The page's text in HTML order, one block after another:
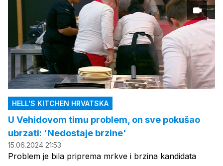
HELL'S KITCHEN HRVATSKA
U Vehidovom timu problem, on sve pokušao
ubrzati: 'Nedostaje brzine'
15.06.2024 21:53
Problem je bila priprema mrkve i brzina kandidata